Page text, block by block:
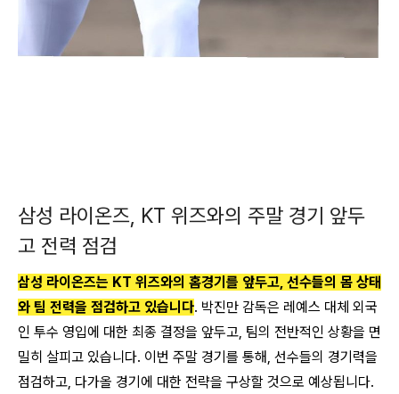
삼성 라이온즈, KT 위즈와의 주말 경기 앞두
고 전력 점검
삼성 라이온즈는 KT 위즈와의 홈경기를 앞두고, 선수들의 몸 상태
와 팀 전력을 점검하고 있습니다. 박진만 감독은 레예스 대체 외국
인 투수 영입에 대한 최종 결정을 앞두고, 팀의 전반적인 상황을 면
밀히 살피고 있습니다. 이번 주말 경기를 통해, 선수들의 경기력을
점검하고, 다가올 경기에 대한 전략을 구상할 것으로 예상됩니다.